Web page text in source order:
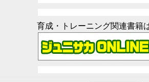
育成・トレーニング関連書籍